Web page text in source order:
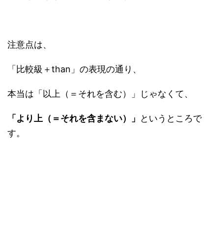
注意点は、
「比較級＋than」の表現の通り、
本当は「以上（＝それを含む）」じゃなくて、
「より上（＝それを含まない）」
というところで
す。